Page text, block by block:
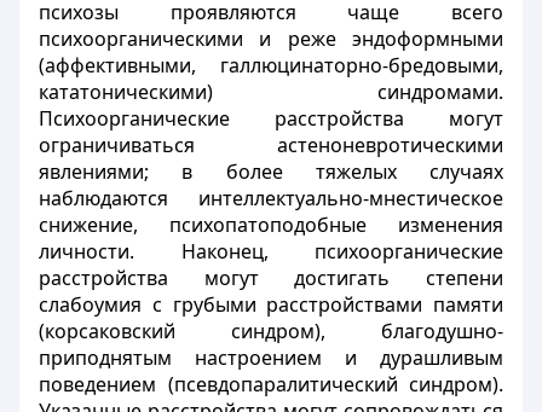
психозы проявляются чаще всего
психоорганическими и реже эндоформными
(аффективными, галлюцинаторно-бредовыми,
кататоническими) синдромами.
Психоорганические расстройства могут
ограничиваться астеноневротическими
явлениями; в более тяжелых случаях
наблюдаются интеллектуально-мнестическое
снижение, психопатоподобные изменения
личности. Наконец, психоорганические
расстройства могут достигать степени
слабоумия с грубыми расстройствами памяти
(корсаковский синдром), благодушно-
приподнятым настроением и дурашливым
поведением (псевдопаралитический синдром).